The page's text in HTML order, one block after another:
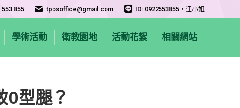
553 855 tposoffice@gmail.com ID: 0922553855，江小姐
學術活動 衛教園地 活動花絮 相關網站
型腿？